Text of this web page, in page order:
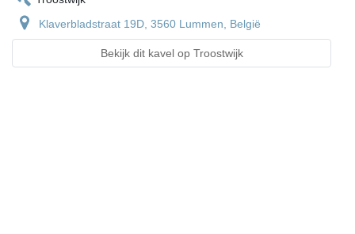
Klaverbladstraat 19D, 3560 Lummen, België
Bekijk dit kavel op Troostwijk